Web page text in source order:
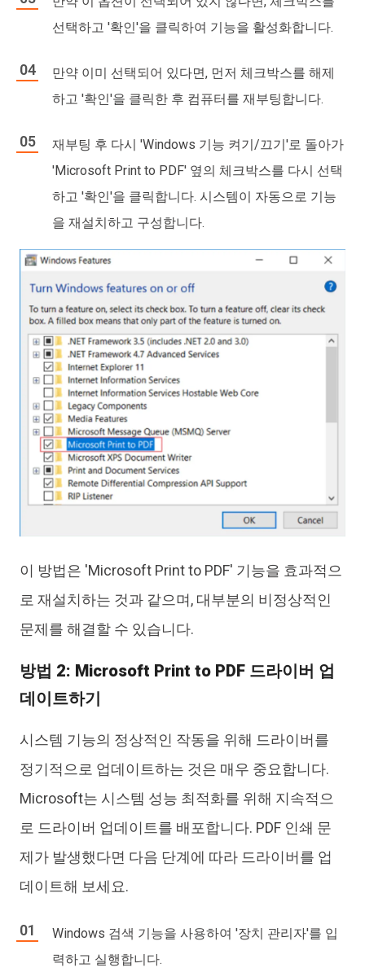
선택하고 '확인'을 클릭하여 기능을 활성화합니다.
만약 이미 선택되어 있다면, 먼저 체크박스를 해제
하고 '확인'을 클릭한 후 컴퓨터를 재부팅합니다.
재부팅 후 다시 'Windows 기능 켜기/끄기'로 돌아가
'Microsoft Print to PDF' 옆의 체크박스를 다시 선택
하고 '확인'을 클릭합니다. 시스템이 자동으로 기능
을 재설치하고 구성합니다.
이 방법은 'Microsoft Print to PDF' 기능을 효과적으
로 재설치하는 것과 같으며, 대부분의 비정상적인
문제를 해결할 수 있습니다.
방법 2: Microsoft Print to PDF 드라이버 업
데이트하기
시스템 기능의 정상적인 작동을 위해 드라이버를
정기적으로 업데이트하는 것은 매우 중요합니다.
Microsoft는 시스템 성능 최적화를 위해 지속적으
로 드라이버 업데이트를 배포합니다. PDF 인쇄 문
제가 발생했다면 다음 단계에 따라 드라이버를 업
데이트해 보세요.
Windows 검색 기능을 사용하여 '장치 관리자'를 입
력하고 실행합니다.